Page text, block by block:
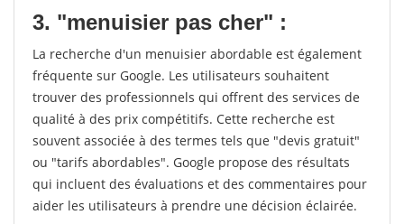
3. "menuisier pas cher" :
La recherche d'un menuisier abordable est également
fréquente sur Google. Les utilisateurs souhaitent
trouver des professionnels qui offrent des services de
qualité à des prix compétitifs. Cette recherche est
souvent associée à des termes tels que "devis gratuit"
ou "tarifs abordables". Google propose des résultats
qui incluent des évaluations et des commentaires pour
aider les utilisateurs à prendre une décision éclairée.